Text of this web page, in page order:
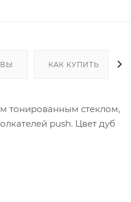
КАК КУПИТЬ
тонированным стеклом,
push. Цвет дуб